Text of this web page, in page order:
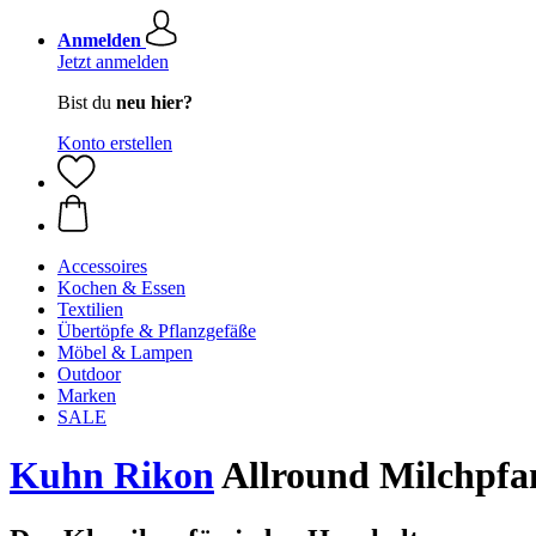
Anmelden
Jetzt anmelden
Bist du neu hier?
Konto erstellen
Accessoires
Kochen & Essen
Textilien
Übertöpfe & Pflanzgefäße
Möbel & Lampen
Outdoor
Marken
SALE
Kuhn RikonAllround